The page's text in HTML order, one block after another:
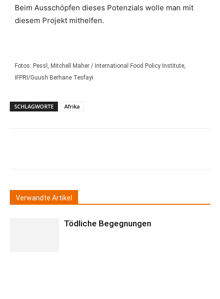
Beim Ausschöpfen dieses Potenzials wolle man mit
diesem Projekt mithelfen.
Fotos: Pessl, Mitchell Maher / International Food Policy Institute,
IFPRI/Guush Berhane Tesfayi
SCHLAGWORTE Afrika
Verwandte Artikel
Tödliche Begegnungen